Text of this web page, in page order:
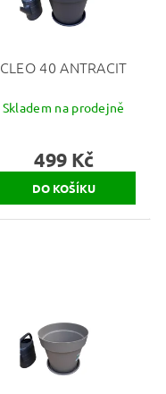
CLEO 40 ANTRACIT
Skladem na prodejně
499 Kč